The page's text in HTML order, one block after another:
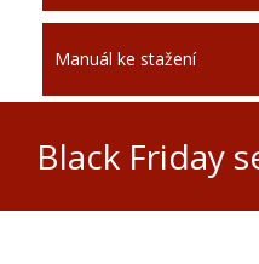
Manuál ke stažení
Black Friday